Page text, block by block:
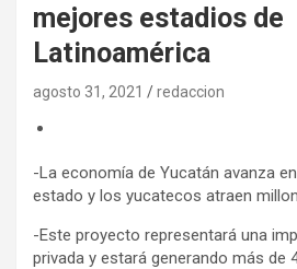
mejores estadios de
Latinoamérica
agosto 31, 2021 redaccion
-La economía de Yucatán avanza
estado y los yucatecos atraen
-Este proyecto representará una
privada y estará generando más de